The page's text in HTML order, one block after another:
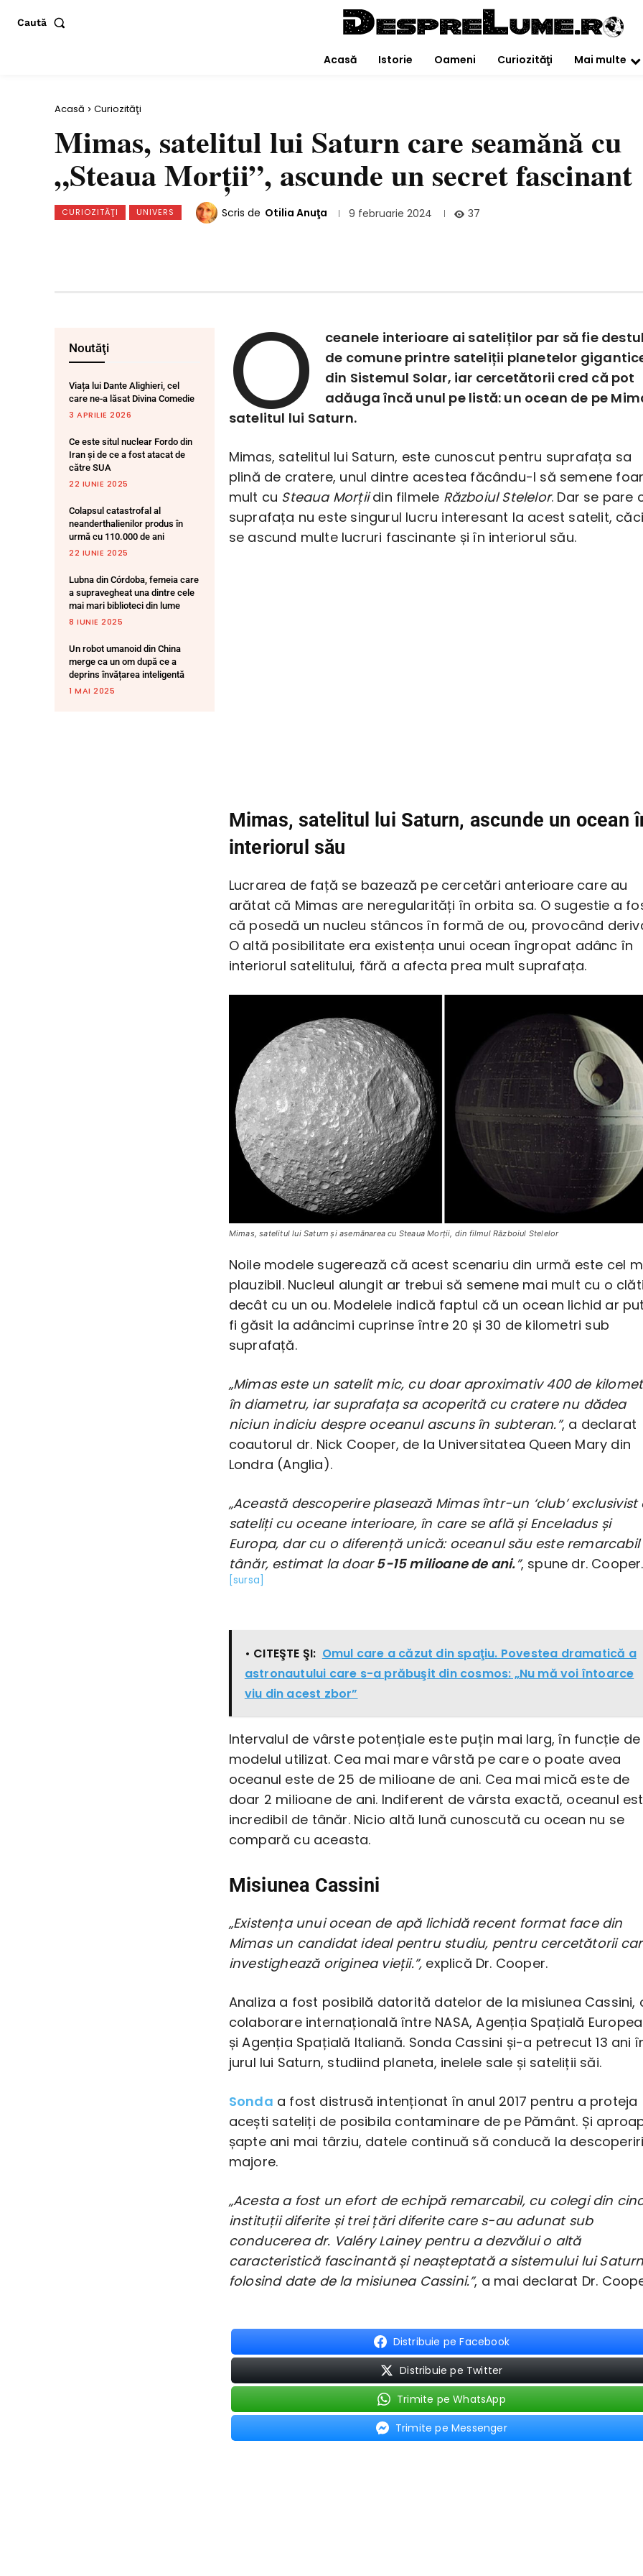
Caută
Acasă Istorie Oameni Curiozităţi Mai multe
Acasă Curiozităţi
Mimas, satelitul lui Saturn care seamănă cu
„Steaua Morții”, ascunde un secret fascinant
CURIOZITĂŢI UNIVERS Scris de Otilia Anuţa 9 februarie 2024 37
Noutăţi
Viața lui Dante Alighieri, cel
care ne-a lăsat Divina Comedie
3 APRILIE 2026
Ce este situl nuclear Fordo din
Iran și de ce a fost atacat de
către SUA
22 IUNIE 2025
Colapsul catastrofal al
neanderthalienilor produs în
urmă cu 110.000 de ani
22 IUNIE 2025
Lubna din Córdoba, femeia care
a supravegheat una dintre cele
mai mari biblioteci din lume
8 IUNIE 2025
Un robot umanoid din China
merge ca un om după ce a
deprins învățarea inteligentă
1 MAI 2025
O
ceanele interioare ai sateliților par să fie
de comune printre sateliții planetelor
din Sistemul Solar, iar cercetătorii cred că pot
adăuga încă unul pe listă: un ocean de pe
satelitul lui Saturn.
Mimas, satelitul lui Saturn, este cunoscut pentru suprafața sa
plină de cratere, unul dintre acestea făcându-l să semene
mult cu Steaua Morțiidin filmele Războiul Stelelor. Dar se pare
suprafața nu este singurul lucru interesant la acest satelit, căci
se ascund multe lucruri fascinante și în interiorul său.
Mimas, satelitul lui Saturn, ascunde un ocean
interiorul său
Lucrarea de față se bazează pe cercetări anterioare care au
arătat că Mimas are neregularități în orbita sa. O sugestie a
că posedă un nucleu stâncos în formă de ou, provocând
O altă posibilitate era existența unui ocean îngropat adânc în
interiorul satelitului, fără a afecta prea mult suprafața.
Mimas, satelitul lui Saturn şi asemănarea cu Steaua Morţii, din filmul Războiul Stelelor
Noile modele sugerează că acest scenariu din urmă este cel
plauzibil. Nucleul alungit ar trebui să semene mai mult cu o
decât cu un ou. Modelele indică faptul că un ocean lichid ar
fi găsit la adâncimi cuprinse între 20 și 30 de kilometri sub
suprafață.
„Mimas este un satelit mic, cu doar aproximativ 400 de
în diametru, iar suprafața sa acoperită cu cratere nu dădea
niciun indiciu despre oceanul ascuns în subteran.”, a declarat
coautorul dr. Nick Cooper, de la Universitatea Queen Mary din
Londra (Anglia).
„Această descoperire plasează Mimas într-un ‘club’ exclusivist
sateliți cu oceane interioare, în care se află și Enceladus și
Europa, dar cu o diferență unică: oceanul său este remarcabil
tânăr, estimat la doar5-15 milioane de ani.”, spune dr. Cooper.
[sursa]
• CITEŞTE ŞI: Omul care a căzut din spaţiu. Povestea dramatică a
astronautului care s-a prăbuşit din cosmos: „Nu mă voi întoarce
viu din acest zbor”
Intervalul de vârste potențiale este puțin mai larg, în funcție de
modelul utilizat. Cea mai mare vârstă pe care o poate avea
oceanul este de 25 de milioane de ani. Cea mai mică este de
doar 2 milioane de ani. Indiferent de vârsta exactă, oceanul
incredibil de tânăr. Nicio altă lună cunoscută cu ocean nu se
compară cu aceasta.
Misiunea Cassini
„Existența unui ocean de apă lichidă recent format face din
Mimas un candidat ideal pentru studiu, pentru cercetătorii
investighează originea vieții.”, explică Dr. Cooper.
Analiza a fost posibilă datorită datelor de la misiunea Cassini,
colaborare internațională între NASA, Agenția Spațială
și Agenția Spațială Italiană. Sonda Cassini și-a petrecut 13 ani
jurul lui Saturn, studiind planeta, inelele sale și sateliții săi.
Sonda a fost distrusă intenționat în anul 2017 pentru a proteja
acești sateliți de posibila contaminare de pe Pământ. Și
șapte ani mai târziu, datele continuă să conducă la
majore.
„Acesta a fost un efort de echipă remarcabil, cu colegi din
instituții diferite și trei țări diferite care s-au adunat sub
conducerea dr. Valéry Lainey pentru a dezvălui o altă
caracteristică fascinantă și neașteptată a sistemului lui
folosind date de la misiunea Cassini.”, a mai declarat Dr.
Distribuie pe Facebook
Distribuie pe Twitter
Trimite pe WhatsApp
Trimite pe Messenger